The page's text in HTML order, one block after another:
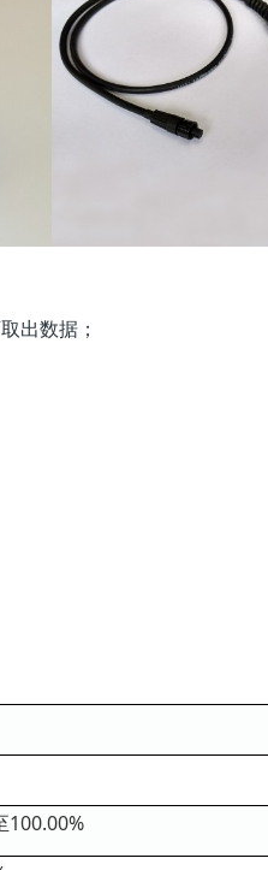
出数据；
100.00%